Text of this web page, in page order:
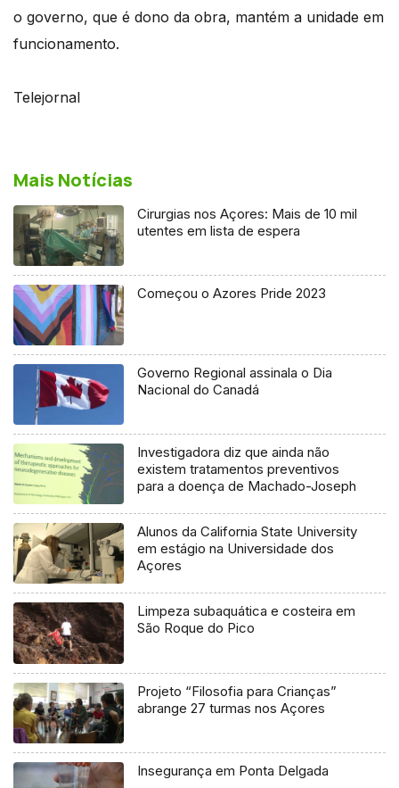
o governo, que é dono da obra, mantém a unidade em
funcionamento.
Telejornal
Mais Notícias
Cirurgias nos Açores: Mais de 10 mil
utentes em lista de espera
Começou o Azores Pride 2023
Governo Regional assinala o Dia
Nacional do Canadá
Investigadora diz que ainda não
existem tratamentos preventivos
para a doença de Machado-Joseph
Alunos da California State University
em estágio na Universidade dos
Açores
Limpeza subaquática e costeira em
São Roque do Pico
Projeto “Filosofia para Crianças”
abrange 27 turmas nos Açores
Insegurança em Ponta Delgada